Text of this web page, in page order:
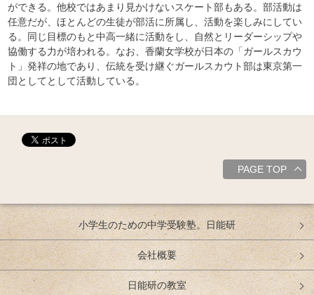
ができる。他校ではあまり見かけないスケート部もある。部活動は
任意だが、ほとんどの生徒が部活に所属し、活動を楽しみにしてい
る。同じ目標のもと中高一緒に活動をし、自然とリーダーシップや
協働する力が培われる。なお、香蘭女学校が日本の「ガールスカウ
ト」発祥の地であり、伝統を受け継ぐガールスカウト部は東京第一
団としてとして活動している。
PAGE TOP
小学生のための中学受験塾。日能研
会社概要
日能研の教室